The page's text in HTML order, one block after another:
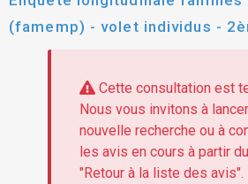
(famemp) - volet individus -
Cette consultation est
Nous vous invitons à
nouvelle recherche ou à
les avis en cours à partir
"Retour à la liste des avis".